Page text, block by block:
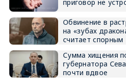
приговор не
Обвинение в
на «зубах
считает спорным
Сумма хищения
губернатора
почти вдвое